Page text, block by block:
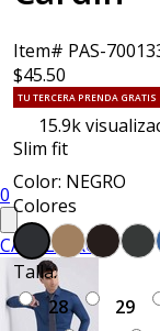
0
CABALLERO
Item# PAS-
$45.50
TU TERCERA PRENDA GRATIS
15.9k
Slim fit
Color: NEGRO
Colores
Talla:
28
29